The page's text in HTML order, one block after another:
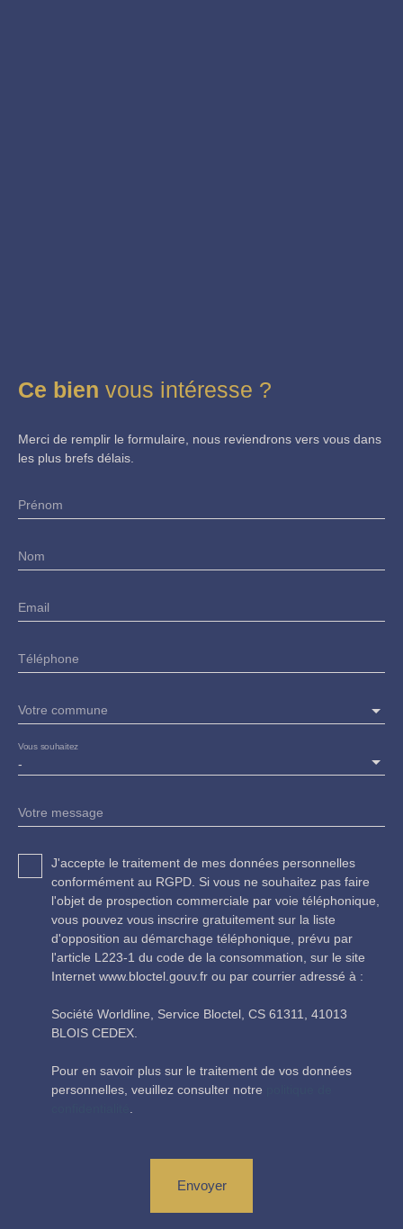
Ce bien vous intéresse ?
Merci de remplir le formulaire, nous reviendrons vers vous dans
les plus brefs délais.
Prénom
Nom
Email
Téléphone
Votre commune
-
Vous souhaitez
Votre message
J'accepte le traitement de mes données personnelles
conformément au RGPD. Si vous ne souhaitez pas faire
l'objet de prospection commerciale par voie téléphonique,
vous pouvez vous inscrire gratuitement sur la liste
d'opposition au démarchage téléphonique, prévu par
l'article L223-1 du code de la consommation, sur le site
Internet www.bloctel.gouv.fr ou par courrier adressé à :
Société Worldline, Service Bloctel, CS 61311, 41013
BLOIS CEDEX.
Pour en savoir plus sur le traitement de vos données
personnelles, veuillez consulter notre
.
Envoyer